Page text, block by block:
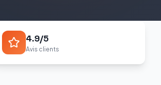
4.9/5
Avis clients